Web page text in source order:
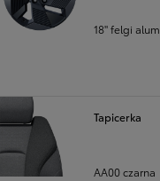
18" felgi
Tapicerka
AA00 czarna